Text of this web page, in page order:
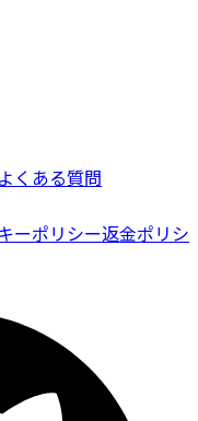
よくある質問
ーポリシー返金ポリシ